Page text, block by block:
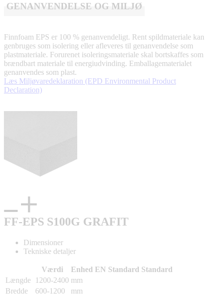
GENANVENDELSE OG MILJØ
Finnfoam EPS er 100 % genanvendeligt. Rent spildmateriale kan
genbruges som isolering eller afleveres til genanvendelse som
plastmateriale. Forurenet isoleringsmateriale skal bortskaffes som
brændbart materiale til energiudvinding. Emballagematerialet
genanvendes som plast.
Læs Miljøvaredeklaration (EPD Environmental Product
Declaration)
FF-EPS S100G GRAFIT
Dimensioner
Tekniske detaljer
Værdi Enhed EN Standard Standard
Længde
1200-2400 mm
Bredde
600-1200
mm